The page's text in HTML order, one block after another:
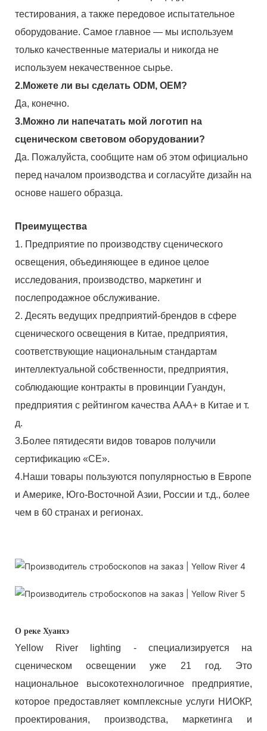
тестирования, а также передовое испытательное
оборудование. Самое главное — мы используем
только качественные материалы и никогда не
используем некачественное сырье.
2.Можете ли вы сделать ODM, OEM?
Да, конечно.
3.Можно ли напечатать мой логотип на
сценическом световом оборудовании?
Да. Пожалуйста, сообщите нам об этом официально
перед началом производства и согласуйте дизайн на
основе нашего образца.
Преимущества
1. Предприятие по производству сценического
освещения, объединяющее в единое целое
исследования, производство, маркетинг и
послепродажное обслуживание.
2. Десять ведущих предприятий-брендов в сфере
сценического освещения в Китае, предприятия,
соответствующие национальным стандартам
интеллектуальной собственности, предприятия,
соблюдающие контракты в провинции Гуандун,
предприятия с рейтингом качества AAA+ в Китае и т.
д.
3.Более пятидесяти видов товаров получили
сертификацию «CE».
4.Наши товары пользуются популярностью в Европе
и Америке, Юго-Восточной Азии, России и т.д., более
чем в 60 странах и регионах.
О реке Хуанхэ
Yellow River lighting - специализируется на
сценическом освещении уже 21 год. Это
национальное высокотехнологичное предприятие,
которое предоставляет комплексные услуги НИОКР,
проектирования, производства, маркетинга и